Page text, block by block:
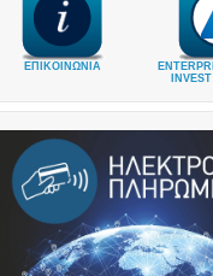
ΕΠΙΚΟΙΝΩΝΙΑ